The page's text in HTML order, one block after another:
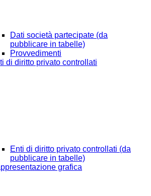
Dati società partecipate (da
pubblicare in tabelle)
Provvedimenti
di diritto privato controllati
Enti di diritto privato controllati (da
pubblicare in tabelle)
grafica